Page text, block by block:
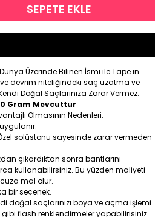
SEPETE EKLE
Dünya Üzerinde Bilinen İsmi ile Tape in
ve devrim niteliğindeki saç uzatma ve
Doğal Saçlarınıza Zarar Vermez.
Gram Mevcuttur
Olmasının Nedenleri:
solüstonu sayesinde zarar vermeden
çıkardıktan sonra bantlarını
kullanabilirsiniz. Bu yüzden maliyeti
mal olur.
bir seçenek.
doğal saçlarınızı boya ve açma işlemi
flash renklendirmeler yapabilirisiniz.